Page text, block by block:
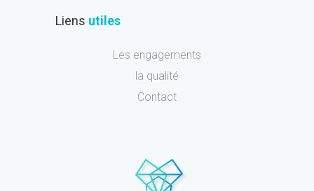
Liens utiles
Les engagements
la qualité
Contact